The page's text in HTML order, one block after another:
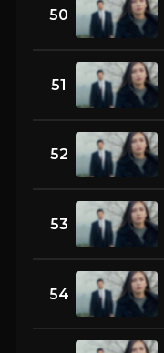
50
51
52
53
54